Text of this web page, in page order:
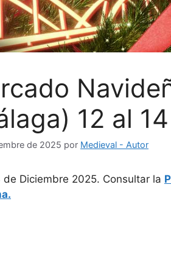
12 al
de 2025 por Medieval - Autor
de Diciembre 2025. Consultar la